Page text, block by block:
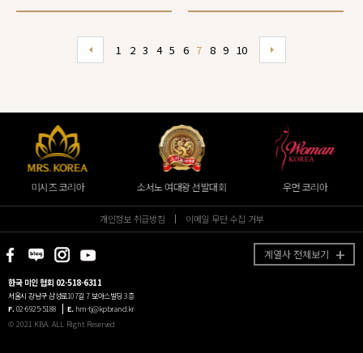
1 2 3 4 5 6 7 8 9 10
미시즈 코리아 소서노 여대왕 선발대회 우먼 코리아
개인정보 취급방침 이메일 무단 수집 거부
계열사 전체보기
한국 미인 협회 02-518-6311
서울시 강남구 삼성로107길 7 보아스빌딩 3층
F.02-6925-5188 E.hm-tj@kpbrand.kr
© 2021 KBA. ALL Right Reserved